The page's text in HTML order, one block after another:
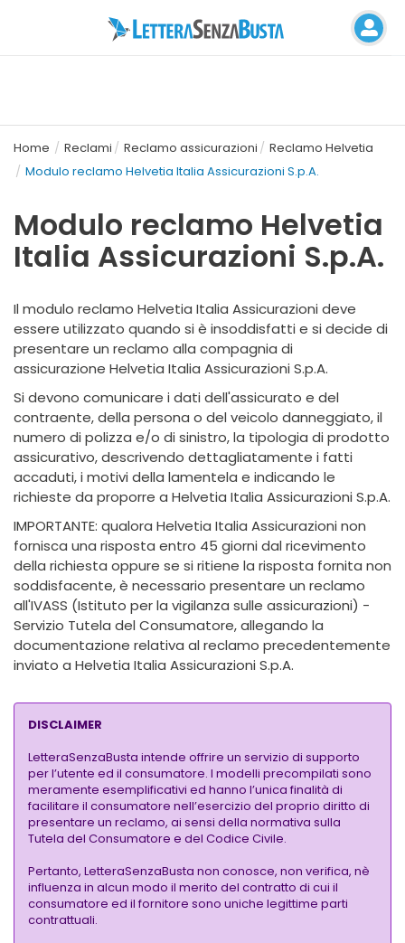
Home Reclami Reclamo assicurazioni
Reclamo Helvetia
Modulo reclamo Helvetia Italia Assicurazioni S.p.A.
Modulo reclamo Helvetia
Italia Assicurazioni S.p.A.
Il modulo reclamo Helvetia Italia Assicurazioni deve
essere utilizzato quando si è insoddisfatti e si decide di
presentare un reclamo alla compagnia di
assicurazione Helvetia Italia Assicurazioni S.p.A.
Si devono comunicare i dati dell'assicurato e del
contraente, della persona o del veicolo danneggiato, il
numero di polizza e/o di sinistro, la tipologia di prodotto
assicurativo, descrivendo dettagliatamente i fatti
accaduti, i motivi della lamentela e indicando le
richieste da proporre a Helvetia Italia Assicurazioni S.p.A.
IMPORTANTE: qualora Helvetia Italia Assicurazioni non
fornisca una risposta entro 45 giorni dal ricevimento
della richiesta oppure se si ritiene la risposta fornita non
soddisfacente, è necessario presentare un reclamo
all'IVASS (Istituto per la vigilanza sulle assicurazioni) -
Servizio Tutela del Consumatore, allegando la
documentazione relativa al reclamo precedentemente
inviato a Helvetia Italia Assicurazioni S.p.A.
DISCLAIMER
LetteraSenzaBusta intende offrire un servizio di supporto
per l’utente ed il consumatore. I modelli precompilati sono
meramente esemplificativi ed hanno l’unica finalità di
facilitare il consumatore nell’esercizio del proprio diritto di
presentare un reclamo, ai sensi della normativa sulla
Tutela del Consumatore e del Codice Civile.
Pertanto, LetteraSenzaBusta non conosce, non verifica, nè
influenza in alcun modo il merito del contratto di cui il
consumatore ed il fornitore sono uniche legittime parti
contrattuali.